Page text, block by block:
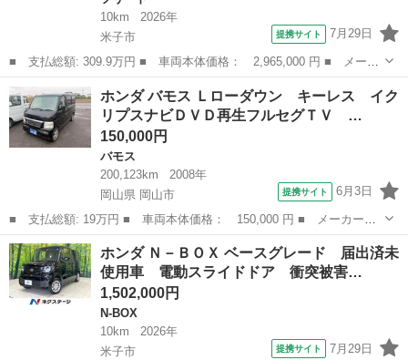
10km
2026年
米子市
提携サイト 7月29日
■ 支払総額: 309.9万円 ■ 車両本体価格： 2,965,000 円 ■ メーカ
ー名： ホンダ ■ 車種名： フリード ■ グレード名： エアー
ＥＸ 登録済未使用車 純正９型ナビ 両側電動ドア バックカメ
ラ 衝突被...
米子市 フリード
ホンダ バモス Ｌローダウン キーレス イク
リプスナビＤＶＤ再生フルセグＴＶ …
150,000円
バモス
200,123km
2008年
岡山県 岡山市
提携サイト 6月3日
■ 支払総額: 19万円 ■ 車両本体価格： 150,000 円 ■ メーカー
名： ホンダ ■ 車種名： バモス ■ グレード名： Ｌローダウ
ン キーレス イクリプスナビＤＶＤ再生フルセグＴＶ ＥＴＣ 純
正アルミ Ｗエアバ...
岡山 岡山市 バモス
ホンダ Ｎ－ＢＯＸ ベースグレード 届出済未
使用車 電動スライドドア 衝突被害…
1,502,000円
N-BOX
10km
2026年
米子市
提携サイト 7月29日